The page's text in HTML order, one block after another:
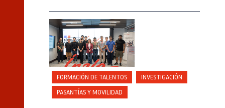
Crédito
Inria Chile / Foto A. Chaparro
FORMACIÓN DE TALENTOS
INVESTIGACIÓN
PASANTÍAS Y MOVILIDAD